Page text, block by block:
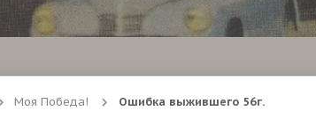
Моя Победа! Ошибка выжившего 56г.